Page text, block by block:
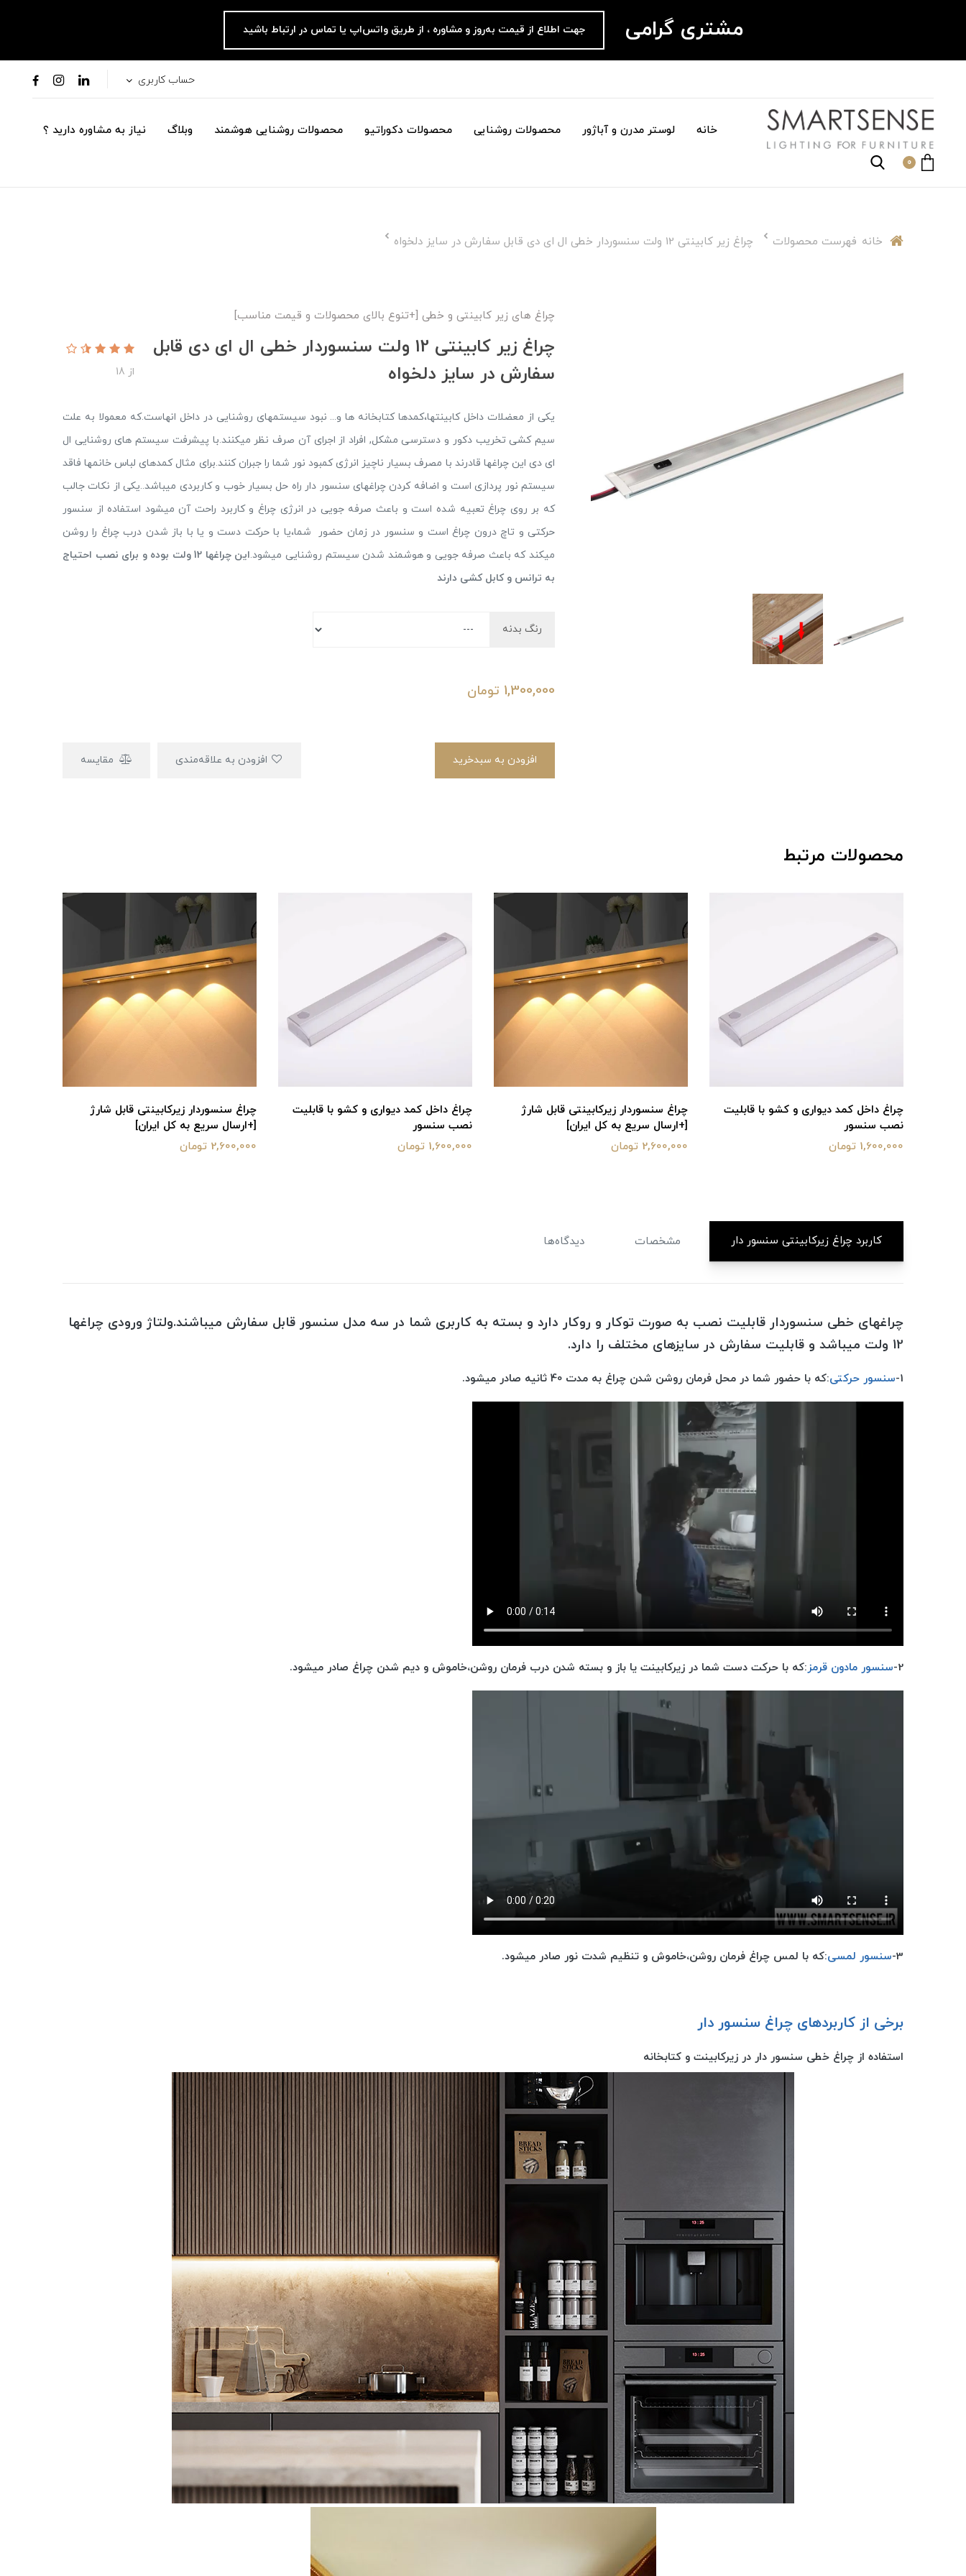
مشتری گرامی جهت اطلاع از قیمت به‌روز و مشاوره ، از طریق واتس‌اپ یا تماس در ارتباط باشید
حساب کاربری
خانه لوستر مدرن و آباژور محصولات روشنایی محصولات دکوراتیو محصولات روشنایی هوشمند وبلاگ نیاز به مشاوره دارید ؟
0
خانه فهرست محصولات چراغ زیر کابینتی 12 ولت سنسوردار خطی ال ای دی قابل سفارش در سایز دلخواه
چراغ های زیر کابینتی و خطی [+تنوع بالای محصولات و قیمت مناسب]
چراغ زیر کابینتی 12 ولت سنسوردار خطی ال ای دی قابل
سفارش در سایز دلخواه
از 18
یکی از معضلات داخل کابینتها،کمدها کتابخانه ها و... نبود سیستمهای روشنایی در داخل انهاست.که معمولا به علت
سیم کشی تخریب دکور و دسترسی مشکل, افراد از اجرای آن صرف نظر میکنند.با پیشرفت سیستم های روشنایی ال
ای دی این چراغها قادرند با مصرف بسیار ناچیز انرژی کمبود نور شما را جبران کنند.برای مثال کمدهای لباس خانمها فاقد
سیستم نور پردازی است و اضافه کردن چراغهای سنسور دار راه حل بسیار خوب و کاربردی میباشد..یکی از نکات جالب
که بر روی چراغ تعبیه شده است و باعث صرفه جویی در انرژی چراغ و کاربرد راحت آن میشود استفاده از سنسور
حرکتی و تاچ درون چراغ است و سنسور در زمان حضور شما،یا با حرکت دست و یا با باز شدن درب چراغ را روشن
میکند که باعث صرفه جویی و هوشمند شدن سیستم روشنایی میشود.
این چراغها 12 ولت بوده و برای نصب احتیاج
به ترانس و کابل کشی دارند
رنگ بدنه
1,300,000 تومان
افزودن به سبدخرید مقایسه
محصولات مرتبط
چراغ داخل کمد دیواری و کشو با قابلیت
نصب سنسور
1,600,000 تومان
چراغ سنسوردار زیرکابینتی قابل شارژ
[+ارسال سریع به کل ایران]
2,600,000 تومان
چراغ داخل کمد دیواری و کشو با قابلیت
نصب سنسور
1,600,000 تومان
چراغ سنسوردار زیرکابینتی قابل شارژ
[+ارسال سریع به کل ایران]
2,600,000 تومان
کاربرد چراغ زیرکابینتی سنسور دار مشخصات دیدگاه‌ها
چراغهای خطی سنسوردار قابلیت نصب به صورت توکار و روکار دارد و بسته به کاربری شما در سه مدل سنسور قابل سفارش میباشند.ولتاژ ورودی چراغها
12 ولت میباشد و قابلیت سفارش در سایزهای مختلف را دارد.
1- سنسور حرکتی:که با حضور شما در محل فرمان روشن شدن چراغ به مدت 40 ثانیه صادر میشود.
2- سنسور مادون قرمز:که با حرکت دست شما در زیرکابینت یا باز و بسته شدن درب فرمان روشن،خاموش و دیم شدن چراغ صادر میشود.
3- سنسور لمسی:که با لمس چراغ فرمان روشن،خاموش و تنظیم شدت نور صادر میشود.
برخی از کاربردهای چراغ سنسور دار
استفاده از چراغ خطی سنسور دار در زیرکابینت و کتابخانه